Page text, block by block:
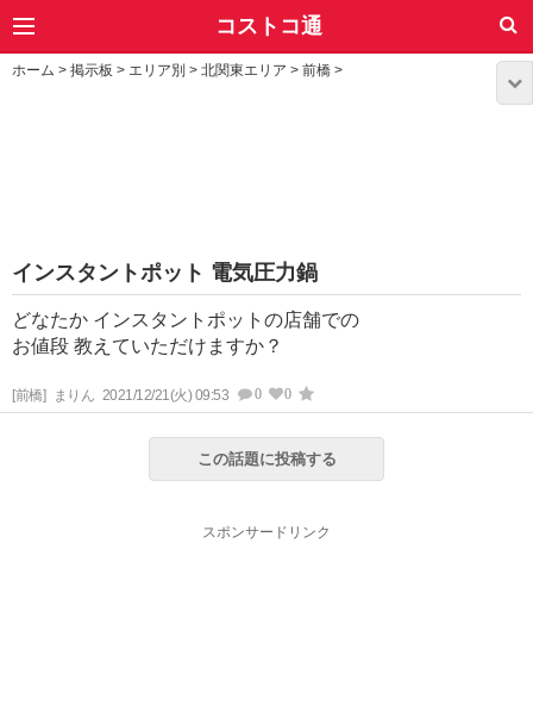
コストコ通
ホーム > 掲示板 > エリア別 > 北関東エリア > 前橋 >
インスタントポット 電気圧力鍋
どなたか インスタントポットの店舗での
お値段 教えていただけますか？
[前橋] まりん 2021/12/21(火) 09:53 0 0
この話題に投稿する
スポンサードリンク